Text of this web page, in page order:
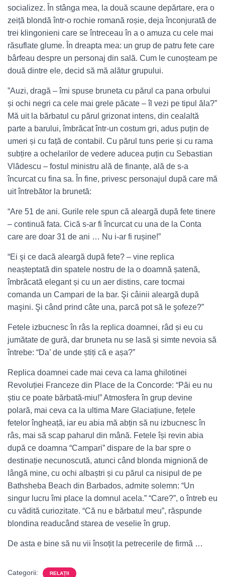
socializez. În stânga mea, la două scaune depărtare, era o
zeiță blondă într-o rochie romană roșie, deja înconjurată de
trei klingonieni care se întreceau în a o amuza cu cele mai
răsuflate glume. În dreapta mea: un grup de patru fete care
bârfeau despre un personaj din sală. Cum le cunoșteam pe
două dintre ele, decid să mă alătur grupului.
”Auzi, dragă – îmi spuse bruneta cu părul ca pana orbului
și ochi negri ca cele mai grele păcate – îl vezi pe tipul ăla?”
Mă uit la bărbatul cu părul grizonat intens, din cealaltă
parte a barului, îmbrăcat într-un costum gri, adus puțin de
umeri și cu față de contabil. Cu părul tuns perie și cu rama
subțire a ochelarilor de vedere aducea puțin cu Sebastian
Vlădescu – fostul ministru ală de finanțe, ală de s-a
încurcat cu fina sa. În fine, privesc personajul după care mă
uit întrebător la brunetă:
“Are 51 de ani. Gurile rele spun că aleargă după fete tinere
– continuă fata. Cică s-ar fi încurcat cu una de la Conta
care are doar 31 de ani … Nu i-ar fi rușine!”
“Ei şi ce dacă aleargă după fete? – vine replica
neașteptată din spatele nostru de la o doamnă șatenă,
îmbrăcată elegant și cu un aer distins, care tocmai
comanda un Campari de la bar. Şi câinii aleargă după
maşini. Şi când prind câte una, parcă pot să le şofeze?”
Fetele izbucnesc în râs la replica doamnei, râd și eu cu
jumătate de gură, dar bruneta nu se lasă și simte nevoia să
întrebe: “Da’ de unde știți că e așa?”
Replica doamnei cade mai ceva ca lama ghilotinei
Revoluției Franceze din Place de la Concorde: “Păi eu nu
știu ce poate bărbată-miu!” Atmosfera în grup devine
polară, mai ceva ca la ultima Mare Glaciațiune, fețele
fetelor îngheață, iar eu abia mă abțin să nu izbucnesc în
râs, mai să scap paharul din mână. Fetele își revin abia
după ce doamna “Campari” dispare de la bar spre o
destinație necunoscută, atunci când blonda mignionă de
lângă mine, cu ochi albaștri și cu părul ca nisipul de pe
Bathsheba Beach din Barbados, admite solemn: “Un
singur lucru îmi place la domnul acela.” “Care?”, o întreb eu
cu vădită curiozitate. “Că nu e bărbatul meu”, răspunde
blondina readucând starea de veselie în grup.
De asta e bine să nu vii însoțit la petrecerile de firmă …
Categorii: RELAȚII